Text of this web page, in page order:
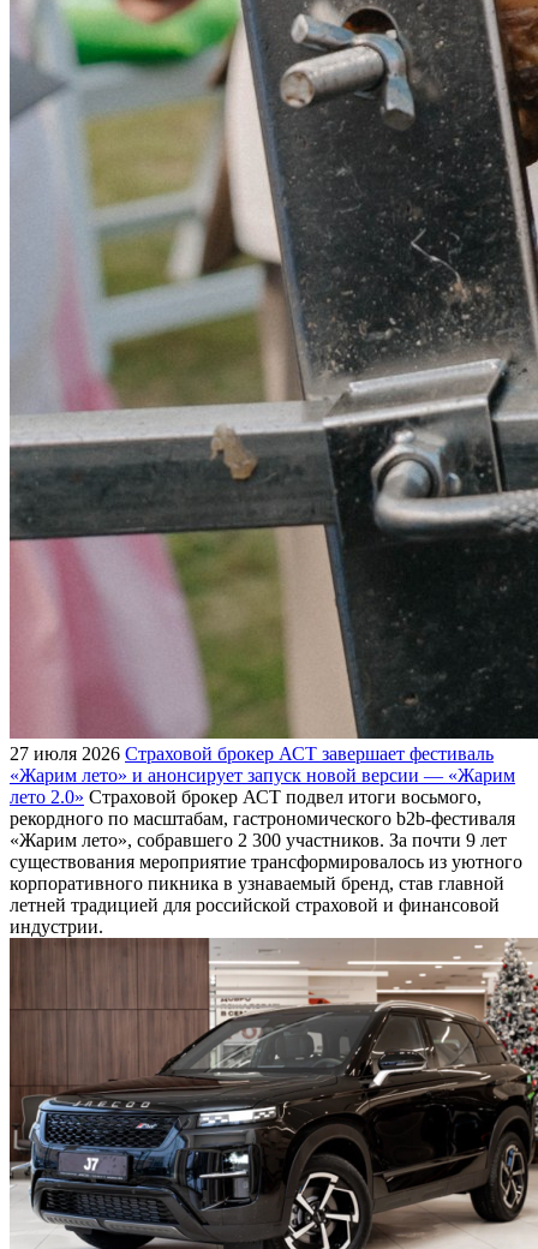
27 июля 2026 Страховой брокер АСТ завершает фестиваль
«Жарим лето» и анонсирует запуск новой версии — «Жарим
лето 2.0» Страховой брокер АСТ подвел итоги восьмого,
рекордного по масштабам, гастрономического b2b-фестиваля
«Жарим лето», собравшего 2 300 участников. За почти 9 лет
существования мероприятие трансформировалось из уютного
корпоративного пикника в узнаваемый бренд, став главной
летней традицией для российской страховой и финансовой
индустрии.